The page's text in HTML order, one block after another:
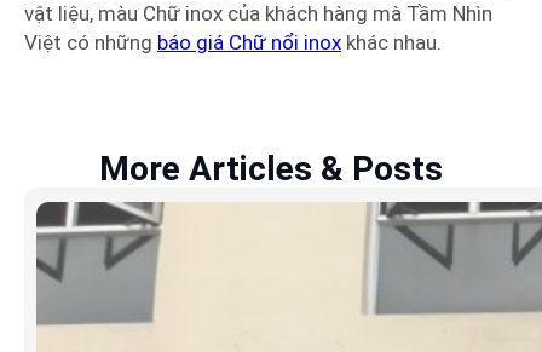
vật liệu, màu Chữ inox của khách hàng mà Tầm Nhìn
Việt có những báo giá Chữ nổi inox khác nhau.
More Articles & Posts